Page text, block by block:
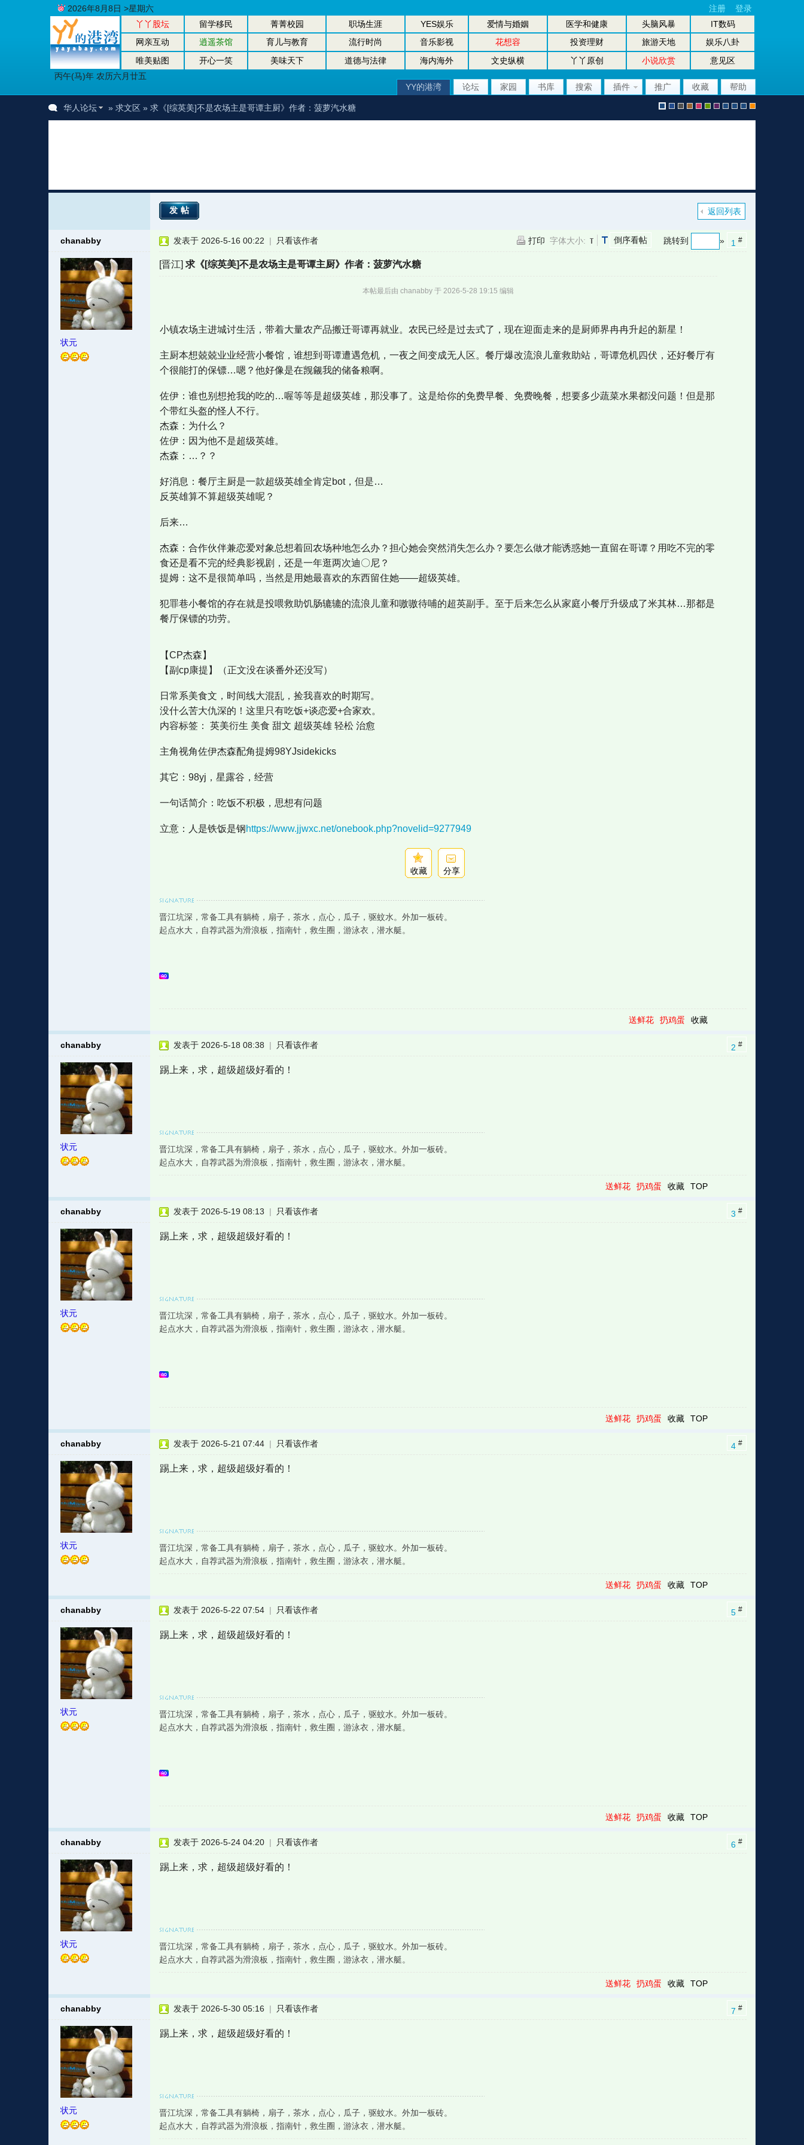
丫丫股坛 留学移民 菁菁校园 职场生涯 YES娱乐 爱情与婚姻 医学和健康 头脑风暴
IT数码
网亲互动
逍遥茶馆 育儿与教育 流行时尚 音乐影视 花想容 投资理财 旅游天地
娱乐八卦
唯美贴图
开心一笑 美味天下 道德与法律 海内海外 文史纵横 丫丫原创 小说欣赏
意见区
丙午(马)年 农历六月廿五
2026年8月8日 >星期六 注册 登录
YY的港湾 论坛 家园 书库 搜索 插件 推广 收藏 帮助
认l r r i r u 坛大坛机
华人论坛 » 求文区» 求《[综英美]不是农场主是哥谭主厨》作者：菠萝汽水糖
返回列表
发帖
chanabby
状元
1 #
跳转到 »
倒序看帖
打印 字体大小:
发表于 2026-5-16 00:22 | 只看该作者
[晋江]求《[综英美]不是农场主是哥谭主厨》作者：菠萝汽水糖
本帖最后由 chanabby 于 2026-5-28 19:15 编辑
小镇农场主进城讨生活，带着大量农产品搬迁哥谭再就业。农民已经是过去式了，现在迎面走来的是厨师界冉冉升起的新星！
主厨本想兢兢业业经营小餐馆，谁想到哥谭遭遇危机，一夜之间变成无人区。餐厅爆改流浪儿童救助站，哥谭危机四伏，还好餐厅有
个很能打的保镖…嗯？他好像是在觊觎我的储备粮啊。
佐伊：谁也别想抢我的吃的…喔等等是超级英雄，那没事了。这是给你的免费早餐、免费晚餐，想要多少蔬菜水果都没问题！但是那
个带红头盔的怪人不行。
杰森：为什么？
佐伊：因为他不是超级英雄。
杰森：…？？
好消息：餐厅主厨是一款超级英雄全肯定bot，但是…
反英雄算不算超级英雄呢？
后来…
杰森：合作伙伴兼恋爱对象总想着回农场种地怎么办？担心她会突然消失怎么办？要怎么做才能诱惑她一直留在哥谭？用吃不完的零
食还是看不完的经典影视剧，还是一年逛两次迪〇尼？
提姆：这不是很简单吗，当然是用她最喜欢的东西留住她——超级英雄。
犯罪巷小餐馆的存在就是投喂救助饥肠辘辘的流浪儿童和嗷嗷待哺的超英副手。至于后来怎么从家庭小餐厅升级成了米其林…那都是
餐厅保镖的功劳。
【CP杰森】
【副cp康提】（正文没在谈番外还没写）
日常系美食文，时间线大混乱，捡我喜欢的时期写。
没什么苦大仇深的！这里只有吃饭+谈恋爱+合家欢。
内容标签： 英美衍生 美食 甜文 超级英雄 轻松 治愈
主角视角佐伊杰森配角提姆98YJsidekicks
其它：98yj，星露谷，经营
一句话简介：吃饭不积极，思想有问题
立意：人是铁饭是钢https://www.jjwxc.net/onebook.php?novelid=9277949
收藏 分享
晋江坑深，常备工具有躺椅，扇子，茶水，点心，瓜子，驱蚊水。外加一板砖。
起点水大，自荐武器为滑浪板，指南针，救生圈，游泳衣，潜水艇。
送鲜花 扔鸡蛋 收藏
chanabby
状元
2 #
发表于 2026-5-18 08:38 | 只看该作者
踢上来，求，超级超级好看的！
晋江坑深，常备工具有躺椅，扇子，茶水，点心，瓜子，驱蚊水。外加一板砖。
起点水大，自荐武器为滑浪板，指南针，救生圈，游泳衣，潜水艇。
送鲜花 扔鸡蛋 收藏 TOP
chanabby
状元
3 #
发表于 2026-5-19 08:13 | 只看该作者
踢上来，求，超级超级好看的！
晋江坑深，常备工具有躺椅，扇子，茶水，点心，瓜子，驱蚊水。外加一板砖。
起点水大，自荐武器为滑浪板，指南针，救生圈，游泳衣，潜水艇。
送鲜花 扔鸡蛋 收藏 TOP
chanabby
状元
4 #
发表于 2026-5-21 07:44 | 只看该作者
踢上来，求，超级超级好看的！
晋江坑深，常备工具有躺椅，扇子，茶水，点心，瓜子，驱蚊水。外加一板砖。
起点水大，自荐武器为滑浪板，指南针，救生圈，游泳衣，潜水艇。
送鲜花 扔鸡蛋 收藏 TOP
chanabby
状元
5 #
发表于 2026-5-22 07:54 | 只看该作者
踢上来，求，超级超级好看的！
晋江坑深，常备工具有躺椅，扇子，茶水，点心，瓜子，驱蚊水。外加一板砖。
起点水大，自荐武器为滑浪板，指南针，救生圈，游泳衣，潜水艇。
送鲜花 扔鸡蛋 收藏 TOP
chanabby
状元
6 #
发表于 2026-5-24 04:20 | 只看该作者
踢上来，求，超级超级好看的！
晋江坑深，常备工具有躺椅，扇子，茶水，点心，瓜子，驱蚊水。外加一板砖。
起点水大，自荐武器为滑浪板，指南针，救生圈，游泳衣，潜水艇。
送鲜花 扔鸡蛋 收藏 TOP
chanabby
状元
7 #
发表于 2026-5-30 05:16 | 只看该作者
踢上来，求，超级超级好看的！
晋江坑深，常备工具有躺椅，扇子，茶水，点心，瓜子，驱蚊水。外加一板砖。
起点水大，自荐武器为滑浪板，指南针，救生圈，游泳衣，潜水艇。